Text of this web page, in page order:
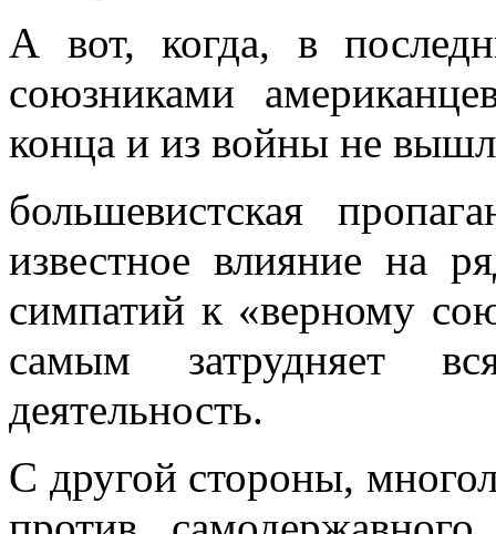
А вот, когда, в
союзниками
конца и из войны не
большевистская
известное влияние на
симпатий к «верному
самым затрудняет
деятельность.
С другой стороны,